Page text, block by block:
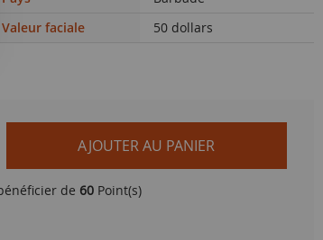
Valeur faciale
50 dollars
AJOUTER AU PANIER
de 60 Point(s)